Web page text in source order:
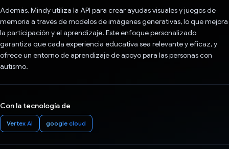
Además, Mindy utiliza la API para crear ayudas visuales y juegos de
memoria a través de modelos de imágenes generativas, lo que mejora
la participación y el aprendizaje. Este enfoque personalizado
garantiza que cada experiencia educativa sea relevante y eficaz, y
ofrece un entorno de aprendizaje de apoyo para las personas con
autismo.
Con la tecnología de
Vertex AI google cloud